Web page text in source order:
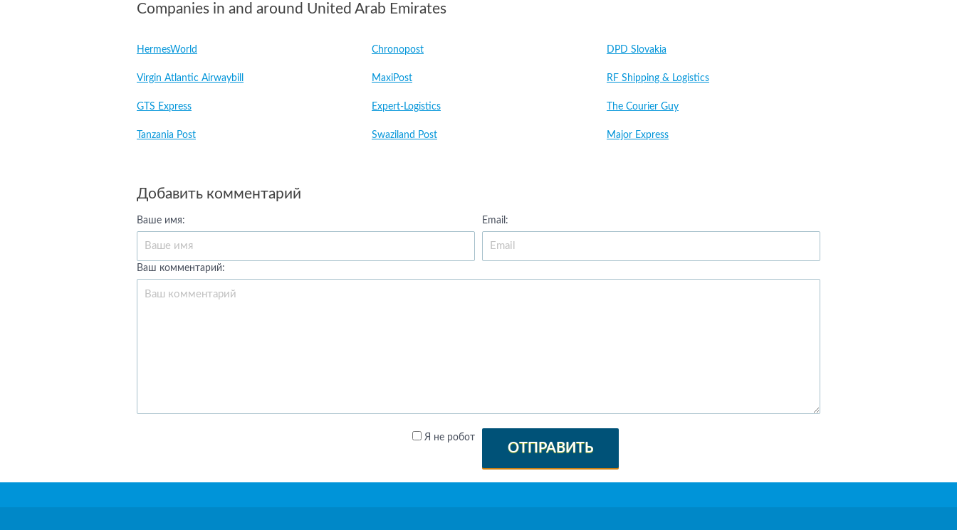
Companies in and around United Arab Emirates
HermesWorld Chronopost DPD Slovakia
Virgin Atlantic Airwaybill MaxiPost RF Shipping & Logistics
GTS Express Expert-Logistics The Courier Guy
Tanzania Post Swaziland Post Major Express
Добавить комментарий
Ваше имя: Email:
Ваш комментарий:
Я не робот
ОТПРАВИТЬ